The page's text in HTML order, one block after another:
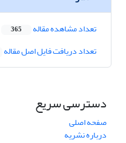
تعداد مشاهده مقاله 365
تعداد دریافت فایل اصل مقاله
دسترسی سریع
صفحه اصلی
درباره نشریه